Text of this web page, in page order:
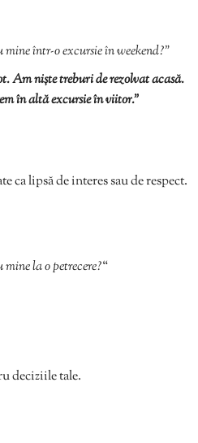
mine într-o excursie în weekend?”
Am niște treburi de rezolvat acasă.
în altă excursie în viitor.”
ca lipsă de interes sau de respect.
la o petrecere?“
deciziile tale.